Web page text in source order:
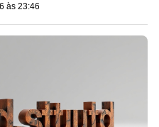
às 23:46